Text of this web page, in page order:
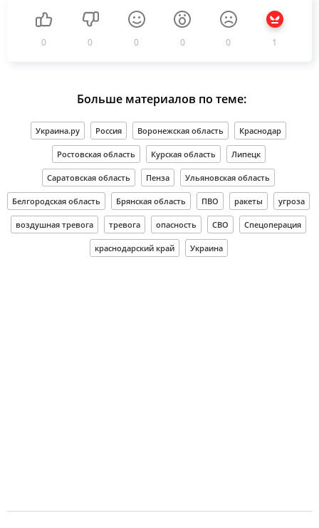
0 0 0 0 0 1
Больше материалов по теме:
Украина.ру Россия Воронежская область Краснодар
Ростовская область Курская область Липецк
Саратовская область Пенза Ульяновская область
Белгородская область Брянская область ПВО ракеты угроза
воздушная тревога тревога опасность СВО Спецоперация
краснодарский край Украина